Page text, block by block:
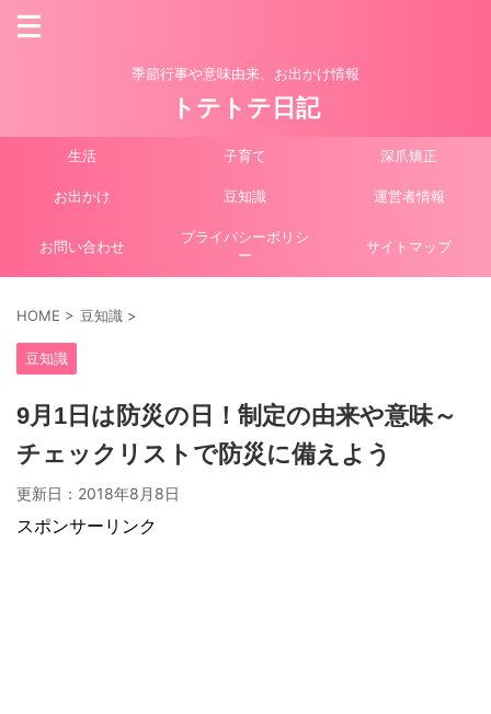
季節行事や意味由来、お出かけ情報
トテトテ日記
生活 子育て 深爪矯正
お出かけ 豆知識 運営者情報
お問い合わせ
プライバシーポリシ
ー
サイトマップ
HOME > 豆知識 >
豆知識
9月1日は防災の日！制定の由来や意味～
チェックリストで防災に備えよう
更新日： 2018年8月8日
スポンサーリンク